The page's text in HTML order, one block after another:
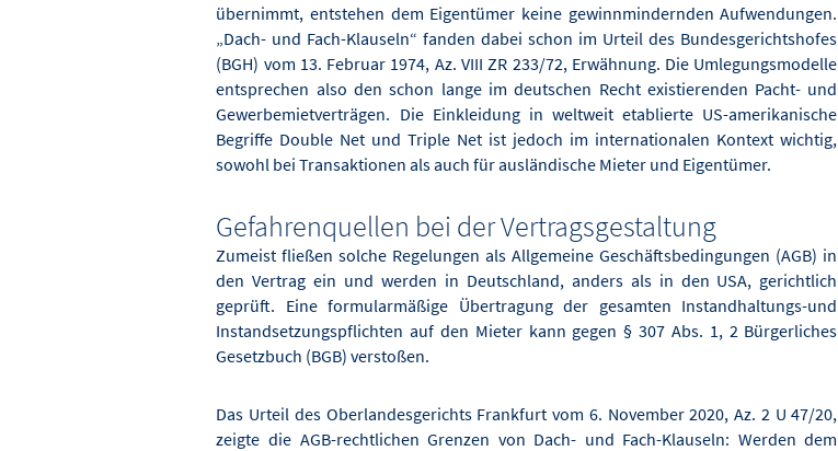
übernimmt, entstehen dem Eigentümer keine gewinnmindernden Aufwendungen.
„Dach- und Fach-Klauseln“ fanden dabei schon im Urteil des Bundesgerichtshofes
(BGH) vom 13. Februar 1974, Az. VIII ZR 233/72, Erwähnung. Die Umlegungsmodelle
entsprechen also den schon lange im deutschen Recht existierenden Pacht- und
Gewerbemietverträgen. Die Einkleidung in weltweit etablierte US-amerikanische
Begriffe Double Net und Triple Net ist jedoch im internationalen Kontext wichtig,
sowohl bei Transaktionen als auch für ausländische Mieter und Eigentümer.
Gefahrenquellen bei der Vertragsgestaltung
Zumeist fließen solche Regelungen als Allgemeine Geschäftsbedingungen (AGB) in
den Vertrag ein und werden in Deutschland, anders als in den USA, gerichtlich
geprüft. Eine formularmäßige Übertragung der gesamten Instandhaltungs-und
Instandsetzungspflichten auf den Mieter kann gegen § 307 Abs. 1, 2 Bürgerliches
Gesetzbuch (BGB) verstoßen.
Das Urteil des Oberlandesgerichts Frankfurt vom 6. November 2020, Az. 2 U 47/20,
zeigte die AGB-rechtlichen Grenzen von Dach- und Fach-Klauseln: Werden dem